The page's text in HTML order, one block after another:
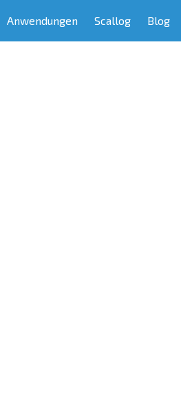
Anwendungen Scallog Blog